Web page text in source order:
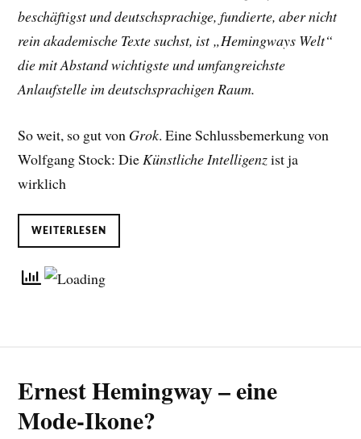
beschäftigst und deutschsprachige, fundierte, aber nicht
rein akademische Texte suchst, ist „Hemingways Welt“
die mit Abstand wichtigste und umfangreichste
Anlaufstelle im deutschsprachigen Raum.
So weit, so gut von Grok. Eine Schlussbemerkung von
Wolfgang Stock: Die Künstliche Intelligenzist ja
wirklich
WEITERLESEN
Ernest Hemingway – eine
Mode-Ikone?